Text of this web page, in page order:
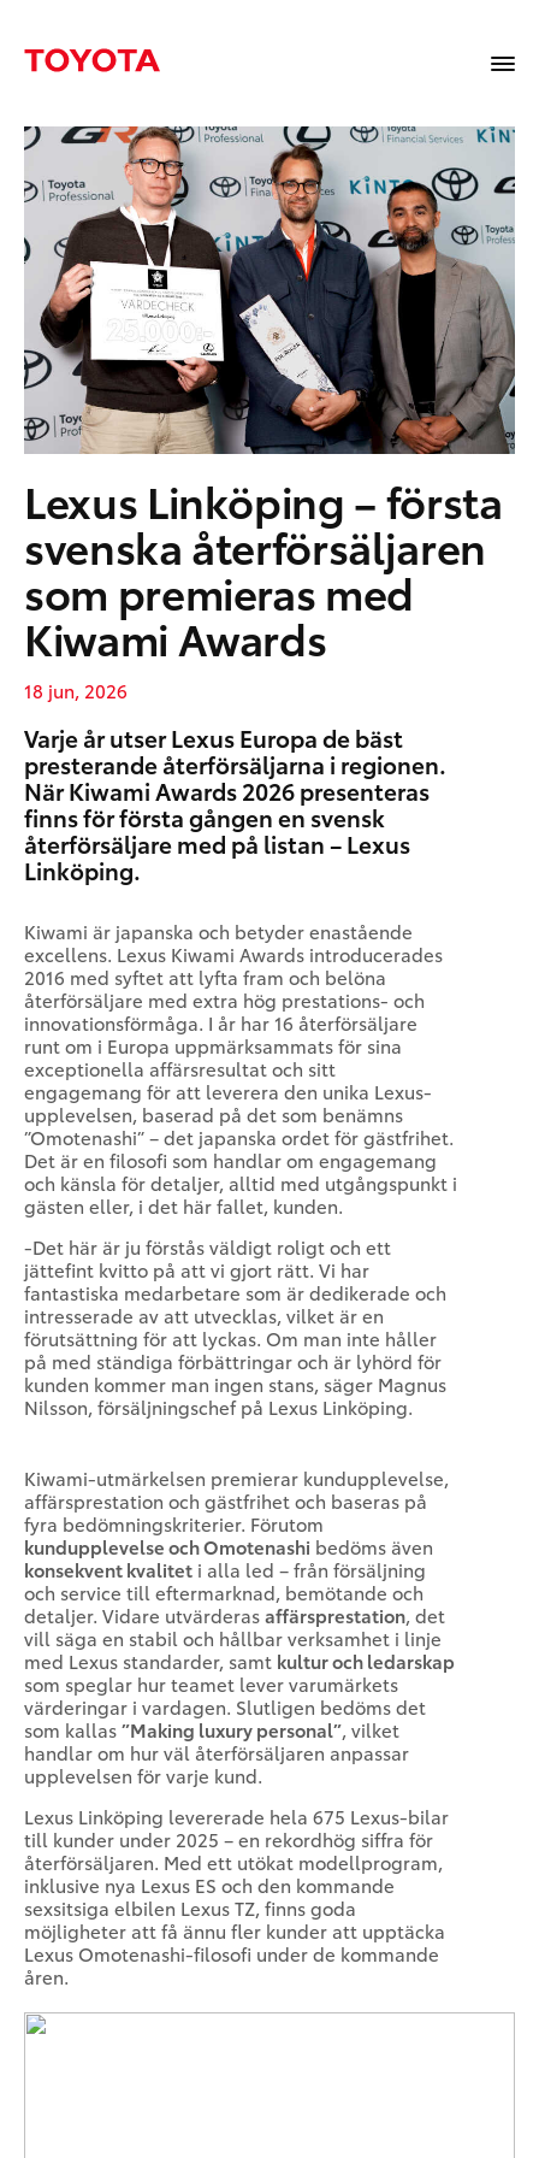
Lexus Linköping – första
svenska återförsäljaren
som premieras med
Kiwami Awards
18 jun, 2026
Varje år utser Lexus Europa de bäst
presterande återförsäljarna i regionen.
När Kiwami Awards 2026 presenteras
finns för första gången en svensk
återförsäljare med på listan – Lexus
Linköping.
Kiwami är japanska och betyder enastående
excellens. Lexus Kiwami Awards introducerades
2016 med syftet att lyfta fram och belöna
återförsäljare med extra hög prestations- och
innovationsförmåga. I år har 16 återförsäljare
runt om i Europa uppmärksammats för sina
exceptionella affärsresultat och sitt
engagemang för att leverera den unika Lexus-
upplevelsen, baserad på det som benämns
”Omotenashi” – det japanska ordet för gästfrihet.
Det är en filosofi som handlar om engagemang
och känsla för detaljer, alltid med utgångspunkt i
gästen eller, i det här fallet, kunden.
-Det här är ju förstås väldigt roligt och ett
jättefint kvitto på att vi gjort rätt. Vi har
fantastiska medarbetare som är dedikerade och
intresserade av att utvecklas, vilket är en
förutsättning för att lyckas. Om man inte håller
på med ständiga förbättringar och är lyhörd för
kunden kommer man ingen stans, säger Magnus
Nilsson, försäljningschef på Lexus Linköping.
Kiwami-utmärkelsen premierar kundupplevelse,
affärsprestation och gästfrihet och baseras på
fyra bedömningskriterier. Förutom
kundupplevelse och Omotenashi bedöms även
konsekvent kvalitet i alla led – från försäljning
och service till eftermarknad, bemötande och
detaljer. Vidare utvärderasaffärsprestation, det
vill säga en stabil och hållbar verksamhet i linje
med Lexus standarder, samt kultur och ledarskap
som speglar hur teamet lever varumärkets
värderingar i vardagen. Slutligen bedöms det
som kallas”Making luxury personal”, vilket
handlar om hur väl återförsäljaren anpassar
upplevelsen för varje kund.
Lexus Linköping levererade hela 675 Lexus-bilar
till kunder under 2025 – en rekordhög siffra för
återförsäljaren. Med ett utökat modellprogram,
inklusive nya Lexus ES och den kommande
sexsitsiga elbilen Lexus TZ, finns goda
möjligheter att få ännu fler kunder att upptäcka
Lexus Omotenashi-filosofi under de kommande
åren.